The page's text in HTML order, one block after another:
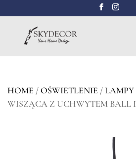
HOME /OŚWIETLENIE /LAMPY
WISZĄCA Z UCHWYTEM BALL